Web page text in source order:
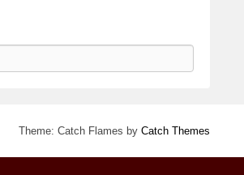
Theme: Catch Flames by Catch Themes